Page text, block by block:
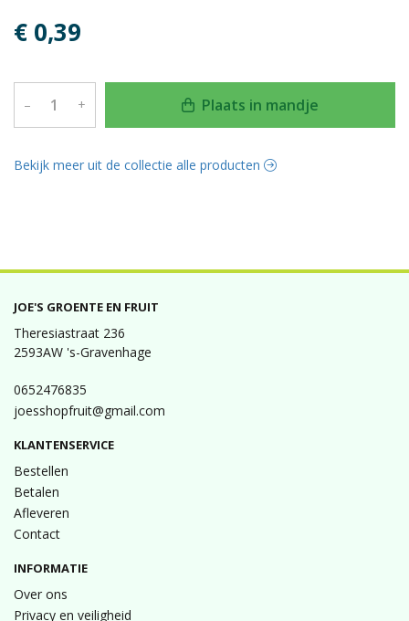
€ 0,39
– + Plaats in mandje
Bekijk meer uit de collectie alle producten
JOE'S GROENTE EN FRUIT
Theresiastraat 236
2593AW 's-Gravenhage
0652476835
joesshopfruit@gmail.com
KLANTENSERVICE
Bestellen
Betalen
Afleveren
Contact
INFORMATIE
Over ons
Privacy en veiligheid